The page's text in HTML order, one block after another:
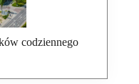
codziennego